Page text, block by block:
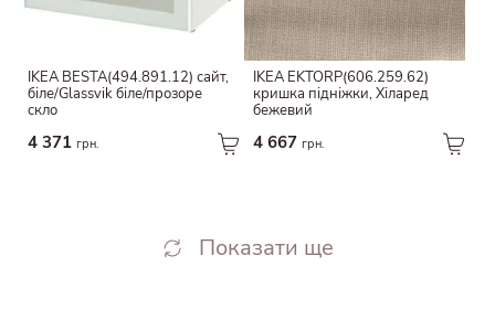
IKEA BESTÅ(494.891.12) сайт,
біле/Glassvik біле/прозоре
скло
4 371 грн.
IKEA EKTORP(606.259.62)
кришка підніжки, Хіларед
бежевий
4 667 грн.
Показати ще